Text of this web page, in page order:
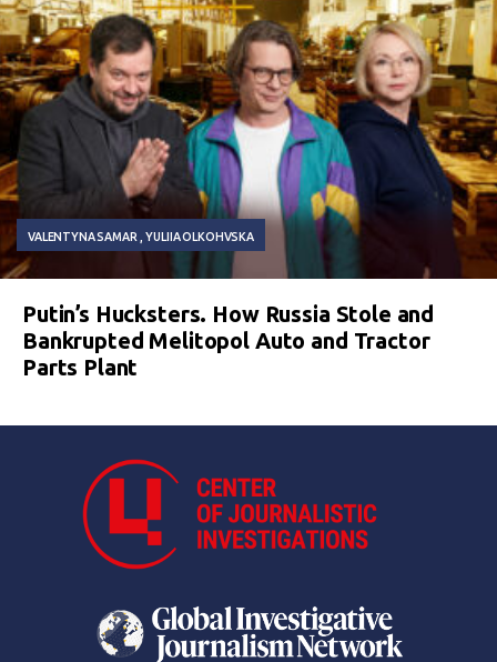
VALENTYNA SAMAR YULIIA OLKOHVSKA
Putin’s Hucksters. How Russia Stole and
Bankrupted Melitopol Auto and Tractor
Parts Plant